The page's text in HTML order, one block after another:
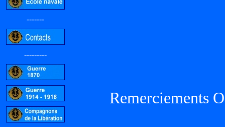
-------
---------
Remerciements